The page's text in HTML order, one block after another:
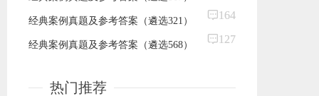
经典案例真题及参考答案（遴选321）
164
经典案例真题及参考答案（遴选568）
127
热门推荐